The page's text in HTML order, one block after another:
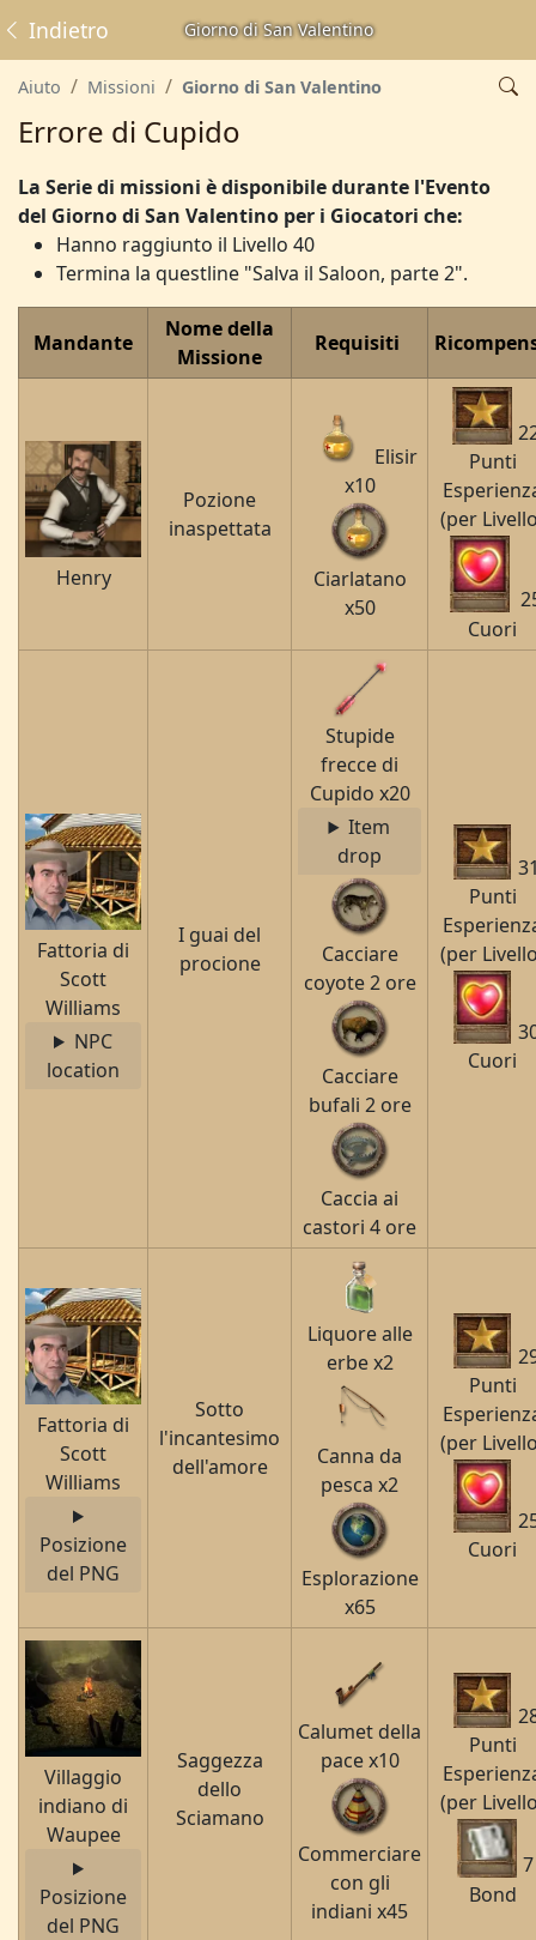
Giorno di San Valentino
Indietro
Aiuto Missioni Giorno di San Valentino
Errore di Cupido
La Serie di missioni è disponibile durante l'Evento
del Giorno di San Valentino per i Giocatori che:
Hanno raggiunto il Livello 40
Termina la questline "Salva il Saloon, parte 2".
Mandante
Nome della
Missione
Requisiti
Henry
Pozione
inaspettata
Elisir
x10
Ciarlatano
x50
Punti
(per
Cuori
Fattoria di
Scott
Williams
NPC
location
I guai del
procione
Stupide
frecce di
Cupido x20
Item
drop
Cacciare
coyote 2 ore
Cacciare
bufali 2 ore
Caccia ai
castori 4 ore
Punti
(per
Cuori
Fattoria di
Scott
Williams
Posizione
del PNG
Sotto
l'incantesimo
dell'amore
Liquore alle
erbe x2
Canna da
pesca x2
Esplorazione
x65
Punti
(per
Cuori
Villaggio
indiano di
Waupee
Posizione
del PNG
Saggezza
dello
Sciamano
Calumet della
pace x10
Commerciare
con gli
indiani x45
Punti
(per
7
Bond